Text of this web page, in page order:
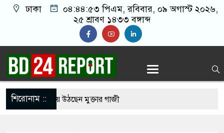
ঢাকা ০৪:৪৪:৫৪ পিএম, রবিবার, ০৯ অগাস্ট ২০২৬,
২৫ শ্রাবণ ১৪৩৩ বঙ্গাব্দ
শিরোনাম ::
সুস্থ হয়ে উঠছেন মুক্তার গাজী